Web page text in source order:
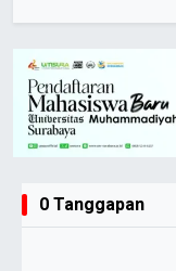
0 Tanggapan